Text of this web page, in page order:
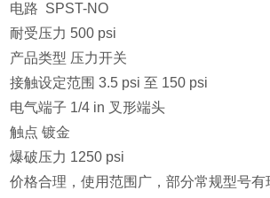
电路 SPST-NO
耐受压力 500 psi
产品类型 压力开关
接触设定范围 3.5 psi 至 150 psi
电气端子 1/4 in 叉形端头
触点 镀金
爆破压力 1250 psi
价格合理，使用范围广，部分常规型号